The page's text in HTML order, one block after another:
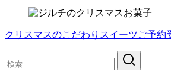
クリスマスのこだわりスイーツご予約